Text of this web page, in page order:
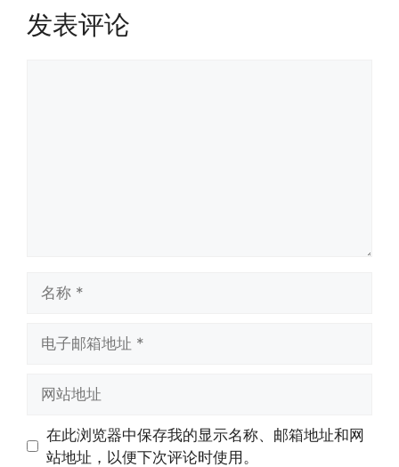
发表评论
址
址
在此浏览器中保存我的显示名称、邮箱地址和网
站地址，以便下次评论时使用。